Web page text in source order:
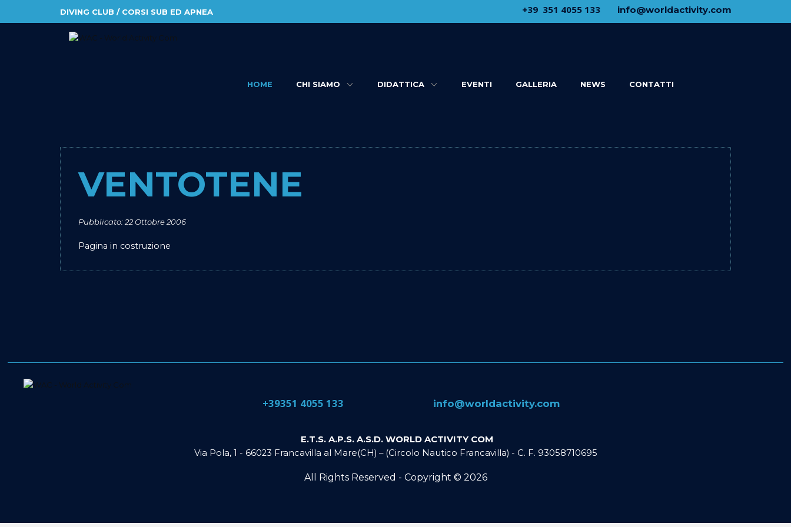
DIVING CLUB / CORSI SUB ED APNEA ​+39 ​ ​351 4055 133 ​info@​worldactivity.com
HOME CHI SIAMO DIDATTICA EVENTI GALLERIA NEWS CONTATTI
VENTOTENE
Pubblicato: 22 Ottobre 2006
Pagina in costruzione
​+39351 4055 133 ​info@​worldactivity.com
E.T.S. A.P.S. A.S.D. WORLD ACTIVITY COM
Via Pola, 1 - 66023 Francavilla al Mare(CH) – (Circolo Nautico Francavilla) - C. F. 93058710695
All Rights Reserved - Copyright © 2026